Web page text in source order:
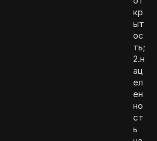
кр
ыт
ос
ть;
2.н
ац
ел
ен
но
ст
ь